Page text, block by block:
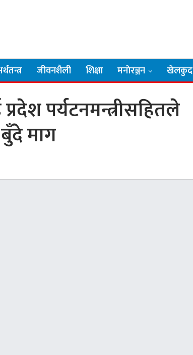
जीवनशैली शिक्षा मनाेरञ्जन खेलकुद
पर्यटनमन्त्रीसहितले
माग